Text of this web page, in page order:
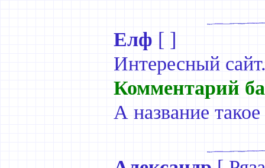
Елф [ ]
Интересный
Комментарий
А название